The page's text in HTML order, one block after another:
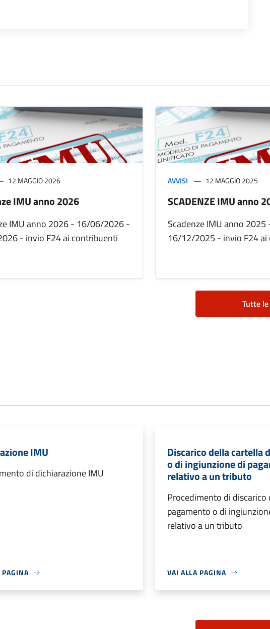
12 MAGGIO 2026
IMU anno 2026
IMU anno 2026 - 16/06/2026 -
- invio F24 ai contribuenti
AVVISI 12 MAGGIO 2025
SCADENZE IMU anno
Scadenze IMU anno
16/12/2025 - invio F24 ai
Tutte
IMU
di dichiarazione IMU
Discarico della cartella
o di ingiunzione di
relativo a un tributo
Procedimento di discarico
pagamento o di
relativo a un tributo
VAI ALLA PAGINA